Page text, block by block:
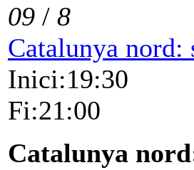
09 / 8
Catalunya nord:
Inici:19:30
Fi:21:00
Catalunya